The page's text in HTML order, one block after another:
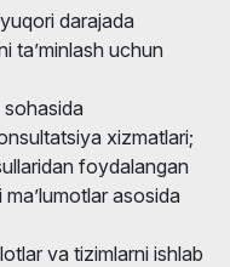
darajada
ta’minlash uchun
xizmatlari;
foydalangan
asosida
va tizimlarni ishlab